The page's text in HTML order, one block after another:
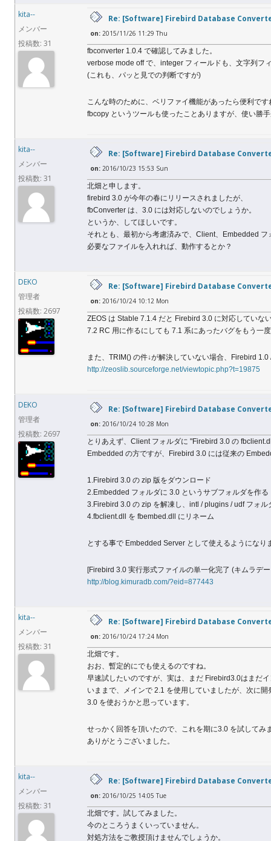
kita--
メンバー
投稿数: 31
Re: [Software] Firebird Database
on: 2015/11/26 11:29 Thu
fbconverter 1.0.4 で確認してみました。
verbose mode off で、integer フィールドも、文字列フ
(これも、パッと見での判断ですが)
こんな時のために、ベリファイ機能があったら便利です
fbcopy というツールも使ったことありますが、使い勝
kita--
メンバー
投稿数: 31
Re: [Software] Firebird Database
on: 2016/10/23 15:53 Sun
北畑と申します。
firebird 3.0 が今年の春にリリースされましたが、
fbConverter は、3.0 には対応しないのでしょうか。
というか、してほしいです。
それとも、最初から考慮済みで、Client、Embedded フ
必要なファイルを入れれば、動作するとか？
DEKO
管理者
投稿数: 2697
Re: [Software] Firebird Database
on: 2016/10/24 10:12 Mon
ZEOS は Stable 7.1.4 だと Firebird 3.0 に対応してい
7.2 RC 用に作るにしても 7.1 系にあったバグをもう一
また、TRIM() の件↓が解決していない場合、Firebird
http://zeoslib.sourceforge.net/viewtopic.php?t=19875
DEKO
管理者
投稿数: 2697
Re: [Software] Firebird Database
on: 2016/10/24 10:28 Mon
とりあえず、Client フォルダに "Firebird 3.0 の
Embedded の方ですが、Firebird 3.0 には従来の
1.Firebird 3.0 の zip 版をダウンロード
2.Embedded フォルダに 3.0 というサブフォルダを作る
3.Firebird 3.0 の zip を解凍し、intl / plugins / udf フォ
4.fbclient.dll を fbembed.dll にリネーム
とする事で Embedded Server として使えるようになり
[Firebird 3.0 実行形式ファイルの単一化完了 (キムラデ
http://blog.kimuradb.com/?eid=877443
kita--
メンバー
投稿数: 31
Re: [Software] Firebird Database
on: 2016/10/24 17:24 Mon
北畑です。
おお、暫定的にでも使えるのですね。
早速試したいのですが、実は、まだ Firebird3.0はまだ
いままで、メインで 2.1 を使用していましたが、次に
3.0 を使おうかと思っています。
せっかく回答を頂いたので、これを期に3.0 を試してみ
ありがとうございました。
kita--
メンバー
投稿数: 31
Re: [Software] Firebird Database
on: 2016/10/25 14:05 Tue
北畑です。試してみました。
今のところうまくいっていません。
対処方法をご教授頂けませんでしょうか。